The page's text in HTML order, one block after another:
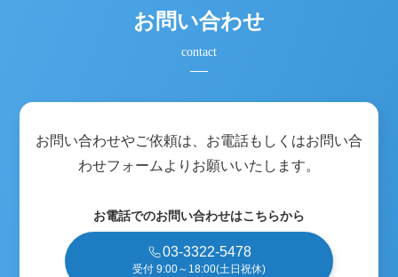
お問い合わせ
contact
お問い合わせやご依頼は、お電話もしくはお問い合
わせフォームよりお願いいたします。
お電話でのお問い合わせはこちらから
03-3322-5478
受付 9:00～18:00(土日祝休)